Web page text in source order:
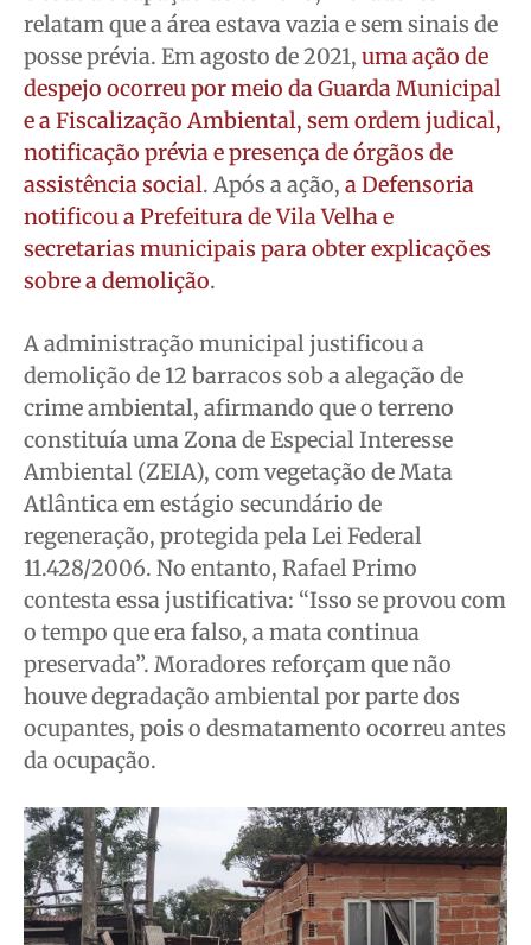
relatam que a área estava vazia e sem sinais de
posse prévia. Em agosto de 2021, uma ação de
despejo ocorreu por meio da Guarda Municipal
e a Fiscalização Ambiental, sem ordem judical,
notificação prévia e presença de órgãos de
assistência social. Após a ação, a Defensoria
notificou a Prefeitura de Vila Velha e
secretarias municipais para obter explicações
sobre a demolição.
A administração municipal justificou a
demolição de 12 barracos sob a alegação de
crime ambiental, afirmando que o terreno
constituía uma Zona de Especial Interesse
Ambiental (ZEIA), com vegetação de Mata
Atlântica em estágio secundário de
regeneração, protegida pela Lei Federal
11.428/2006. No entanto, Rafael Primo
contesta essa justificativa: “Isso se provou com
o tempo que era falso, a mata continua
preservada”. Moradores reforçam que não
houve degradação ambiental por parte dos
ocupantes, pois o desmatamento ocorreu antes
da ocupação.